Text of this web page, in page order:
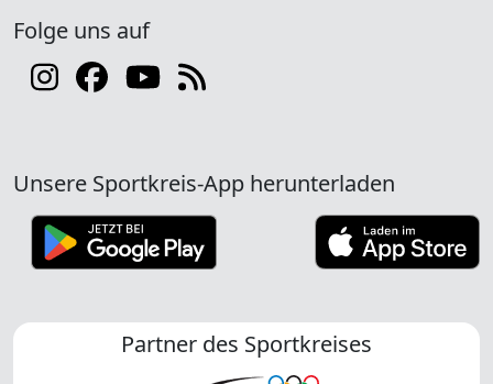
Folge uns auf
Unsere Sportkreis-App herunterladen
Partner des Sportkreises